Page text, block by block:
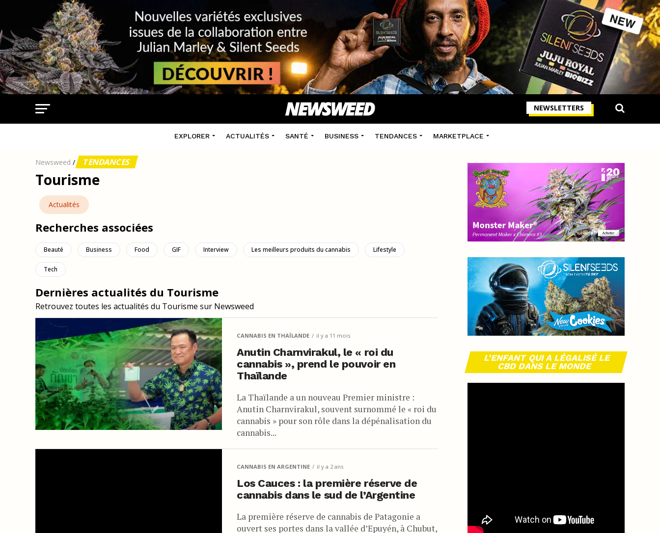
NEWSLETTERS
EXPLORER ACTUALITÉS SANTÉ BUSINESS TENDANCES MARKETPLACE
Newsweed / TENDANCES
Tourisme
Actualités
Recherches associées
Beauté Business Food GIF Interview Les meilleurs produits du cannabis Lifestyle
Tech
Dernières actualités du Tourisme
Retrouvez toutes les actualités du Tourisme sur Newsweed
CANNABIS EN THAÏLANDE il y a 11 mois
Anutin Charnvirakul, le « roi du
cannabis », prend le pouvoir en
Thaïlande
La Thaïlande a un nouveau Premier ministre :
Anutin Charnvirakul, souvent surnommé le « roi du
cannabis » pour son rôle dans la dépénalisation du
cannabis...
CANNABIS EN ARGENTINE il y a 2 ans
Los Cauces : la première réserve de
cannabis dans le sud de l’Argentine
La première réserve de cannabis de Patagonie a
ouvert ses portes dans la vallée d’Epuyén, à Chubut,
L’ENFANT QUI A LÉGALISÉ LE
CBD DANS LE MONDE